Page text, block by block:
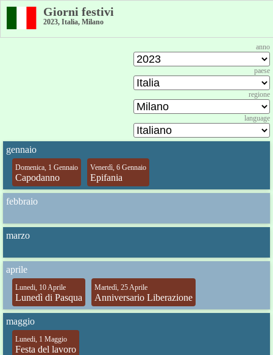
Giorni festivi
2023, Italia, Milano
anno
paese
regione
language
gennaio
Domenica, 1 Gennaio
Capodanno
Venerdì, 6 Gennaio
Epifania
febbraio
marzo
aprile
Lunedi, 10 Aprile
Lunedì di Pasqua
Martedì, 25 Aprile
Anniversario Liberazione
maggio
Lunedi, 1 Maggio
Festa del lavoro